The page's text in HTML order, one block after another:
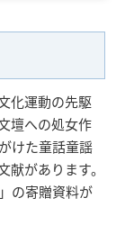
化運動の先駆
壇への処女作
けた童話童謡
があります。
の寄贈資料が